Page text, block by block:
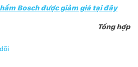
Bosch được giảm giá tại đây
Tổng hợp